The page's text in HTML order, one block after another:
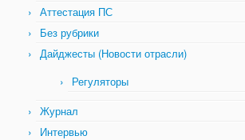
Аттестация ПС
Без рубрики
Дайджесты (Новости отрасли)
Регуляторы
Журнал
Интервью